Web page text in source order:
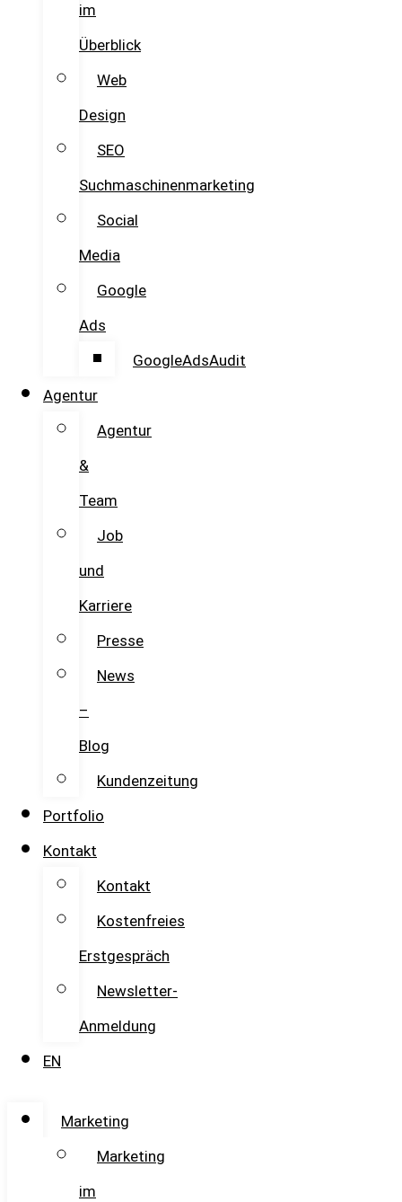
im
Überblick
Web
Design
SEO
Suchmaschinenmarketing
Social
Media
Google
Ads
GoogleAdsAudit
Agentur
Agentur
&
Team
Job
und
Karriere
Presse
News
–
Blog
Kundenzeitung
Portfolio
Kontakt
Kontakt
Kostenfreies
Erstgespräch
Newsletter-
Anmeldung
EN
Marketing
Marketing
im